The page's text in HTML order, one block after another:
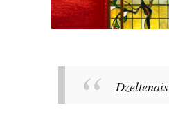
Dzeltenais